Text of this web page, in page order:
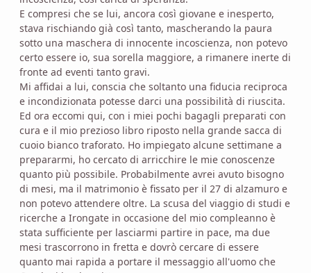
E compresi che se lui, ancora così giovane e inesperto,
stava rischiando già così tanto, mascherando la paura
sotto una maschera di innocente incoscienza, non potevo
certo essere io, sua sorella maggiore, a rimanere inerte di
fronte ad eventi tanto gravi.
Mi affidai a lui, conscia che soltanto una fiducia reciproca
e incondizionata potesse darci una possibilità di riuscita.
Ed ora eccomi qui, con i miei pochi bagagli preparati con
cura e il mio prezioso libro riposto nella grande sacca di
cuoio bianco traforato. Ho impiegato alcune settimane a
prepararmi, ho cercato di arricchire le mie conoscenze
quanto più possibile. Probabilmente avrei avuto bisogno
di mesi, ma il matrimonio è fissato per il 27 di alzamuro e
non potevo attendere oltre. La scusa del viaggio di studi e
ricerche a Irongate in occasione del mio compleanno è
stata sufficiente per lasciarmi partire in pace, ma due
mesi trascorrono in fretta e dovrò cercare di essere
quanto mai rapida a portare il messaggio all'uomo che